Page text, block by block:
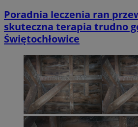
Poradnia leczenia ran
skuteczna terapia trudno
Świętochłowice